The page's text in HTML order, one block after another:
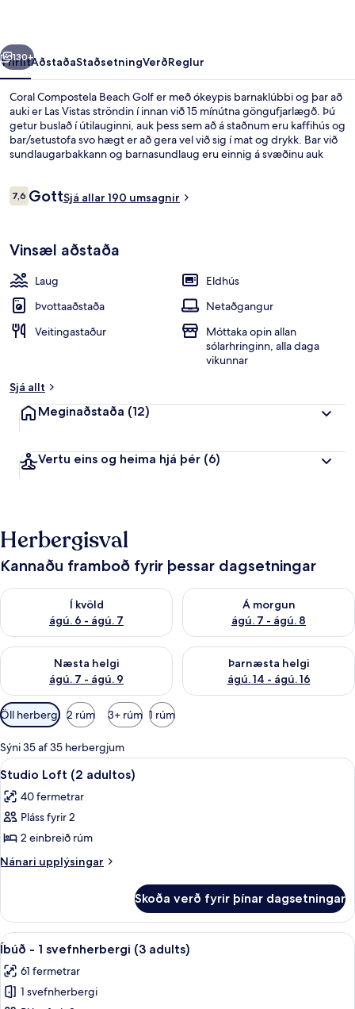
Næsta
130+
YfirlitAðstaðaStaðsetningVerðReglur
Coral Compostela Beach Golf er með ókeypis barnaklúbbi og þar að
auki er Las Vistas ströndin í innan við 15 mínútna göngufjarlægð. Þú
getur buslað í útilauginni, auk þess sem að á staðnum eru kaffihús og
bar/setustofa svo hægt er að gera vel við sig í mat og drykk. Bar við
sundlaugarbakkann og barnasundlaug eru einnig á svæðinu auk
Umsagnir
7,67,6 af 10
GottSjá allar 190 umsagnir
Vinsæl aðstaða
Laug
Eldhús
Þvottaaðstaða
Netaðgangur
Veitingastaður
Móttaka opin allan
sólarhringinn, alla daga
vikunnar
Sjá allt
Meginaðstaða (12)
Vertu eins og heima hjá þér (6)
Herbergisval
Kannaðu framboð fyrir þessar dagsetningar
Í kvöld
ágú. 6 - ágú. 7
Athuga framboð í kvöld ágú. 6 - ágú. 7
Á morgun
ágú. 7 - ágú. 8
Athuga framboð á morgun
Næsta helgi
ágú. 7 - ágú. 9
Athuga framboð næstu helgi ágú. 7 - ágú. 9
Þarnæsta helgi
ágú. 14 - ágú. 16
Athuga framboð þarnæstu
Síur
í
boði
fyrir
herbergi
Öll herbergi 2 rúm 3+ rúm 1 rúm
Sýni 35 af 35 herbergjum
Skoða
allar
myndir
fyrir
Studio
Loft
Ofnæmisprófaður sængurfatnaður,
10
Studio Loft (2 adultos)
40 fermetrar
Pláss fyrir 2
2 einbreið rúm
Nánari upplýsingar
Nánari
Loft
(2
adultos)
Skoða verð fyrir þínar dagsetningar
Skoða
allar
myndir
fyrir
Ofnæmisprófaður sængurfatnaður,
10
Íbúð - 1 svefnherbergi (3 adults)
61 fermetrar
1 svefnherbergi